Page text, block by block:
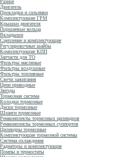
Разное
Двигатель
Прокладки и сальники
Комплектующие ГРМ
Крышки двигателя
Поршневые кольца
Вкладыши
Сцепление и комплектующие
Регулировочные шайбы
Комплектующие КПП
Запчасти для ТО
Фильтры масляные
Фильтры воздушные
Фильтры топливные
Свечи зажигания
Цепи приводные
Звёзды
Тормозная система
Колодки тормозные
Диски тормозные
Шланги тормозные
Ремкомплекты тормозных цилиндров
Ремкомплекты тормозных суппортов
Цилиндры тормозные
Комплектующие тормозной системы
Система охлаждения
Радиаторы и комплектующие
Помпы и термостаты